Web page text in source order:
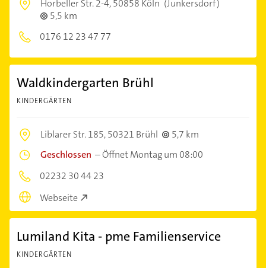
Horbeller Str. 2-4,50858 Köln (Junkersdorf)
5,5 km
0176 12 23 47 77
Waldkindergarten Brühl
KINDERGÄRTEN
Liblarer Str. 185,50321 Brühl
5,7 km
Geschlossen –Öffnet Montag um 08:00
02232 30 44 23
Webseite
Lumiland Kita - pme Familienservice
KINDERGÄRTEN